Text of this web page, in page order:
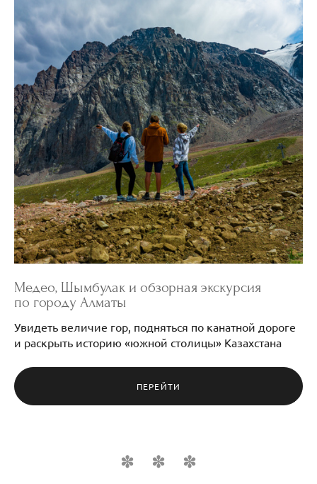
Медео, Шымбулак и обзорная экскурсия
по городу Алматы
Увидеть величие гор, подняться по канатной дороге
и раскрыть историю «южной столицы» Казахстана
ПЕРЕЙТИ